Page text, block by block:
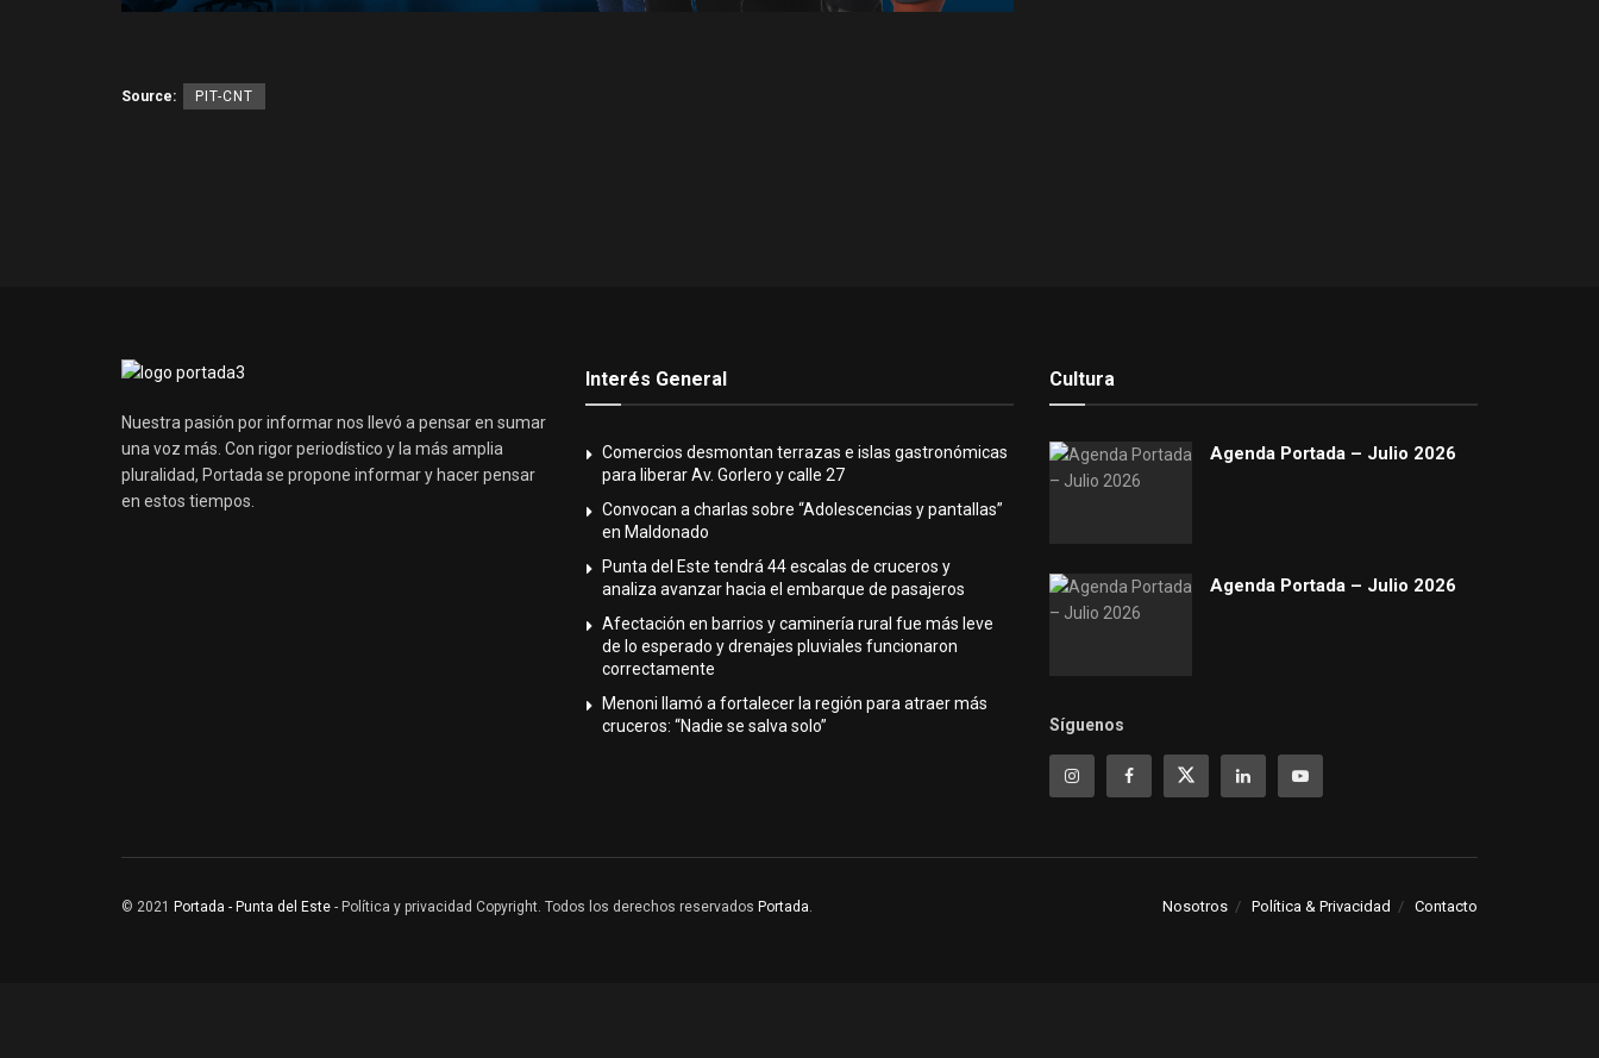
Source: PIT-CNT
Nuestra pasión por informar nos llevó a pensar en sumar
una voz más. Con rigor periodístico y la más amplia
pluralidad, Portada se propone informar y hacer pensar
en estos tiempos.
Interés General
Comercios desmontan terrazas e islas gastronómicas
para liberar Av. Gorlero y calle 27
Convocan a charlas sobre “Adolescencias y pantallas”
en Maldonado
Punta del Este tendrá 44 escalas de cruceros y
analiza avanzar hacia el embarque de pasajeros
Afectación en barrios y caminería rural fue más leve
de lo esperado y drenajes pluviales funcionaron
correctamente
Menoni llamó a fortalecer la región para atraer más
cruceros: “Nadie se salva solo”
Cultura
Agenda Portada – Julio 2026
Agenda Portada – Julio 2026
Síguenos
Nosotros Política & Privacidad Contacto
© 2021 Portada - Punta del Este - Política y privacidad Copyright. Todos los derechos reservados Portada